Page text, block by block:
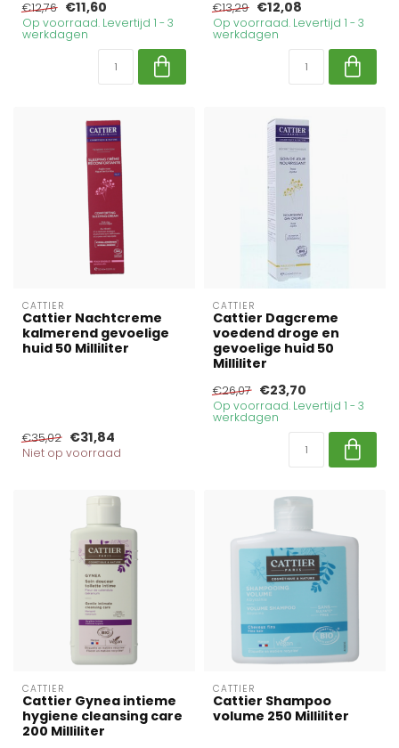
€12,76 €11,60
Op voorraad. Levertijd 1 - 3
werkdagen
€13,29 €12,08
Op voorraad. Levertijd 1 - 3
werkdagen
CATTIER
Cattier Nachtcreme
kalmerend gevoelige
huid 50 Milliliter
€35,02 €31,84
Niet op voorraad
CATTIER
Cattier Dagcreme
voedend droge en
gevoelige huid 50
Milliliter
€26,07 €23,70
Op voorraad. Levertijd 1 - 3
werkdagen
CATTIER
Cattier Gynea intieme
hygiene cleansing care
200 Milliliter
CATTIER
Cattier Shampoo
volume 250 Milliliter